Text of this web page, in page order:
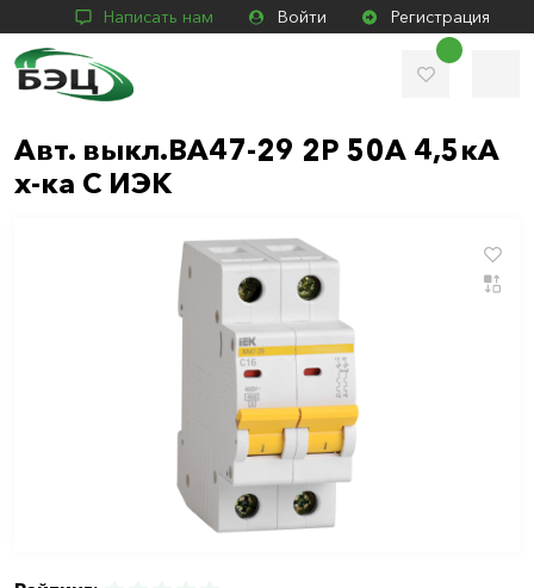
Написать нам Войти Регистрация
Авт. выкл.ВА47-29 2Р 50А 4,5кА
х-ка С ИЭК